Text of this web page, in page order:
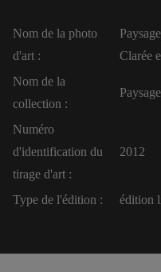
Nom de la photo
d'art :
Clarée
Nom de la
collection :
Numéro
d'identification du
tirage d'art :
2012
Type de l'édition : édition